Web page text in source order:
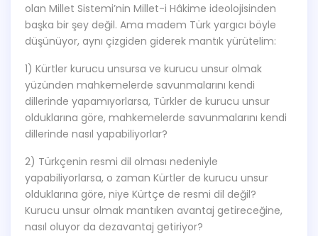
olan Millet Sistemi’nin Millet-i Hâkime ideolojisinden
başka bir şey değil. Ama madem Türk yargıcı böyle
düşünüyor, aynı çizgiden giderek mantık yürütelim:
1) Kürtler kurucu unsursa ve kurucu unsur olmak
yüzünden mahkemelerde savunmalarını kendi
dillerinde yapamıyorlarsa, Türkler de kurucu unsur
olduklarına göre, mahkemelerde savunmalarını kendi
dillerinde nasıl yapabiliyorlar?
2) Türkçenin resmi dil olması nedeniyle
yapabiliyorlarsa, o zaman Kürtler de kurucu unsur
olduklarına göre, niye Kürtçe de resmi dil değil?
Kurucu unsur olmak mantıken avantaj getireceğine,
nasıl oluyor da dezavantaj getiriyor?